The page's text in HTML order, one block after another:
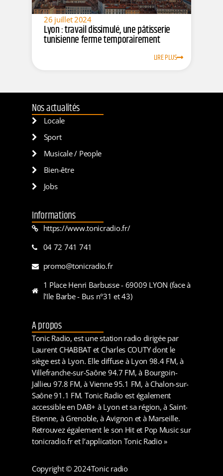
26 juillet 2024
Lyon : travail dissimulé, une pâtisserie
tunisienne ferme temporairement
LIRE PLUS
Nos actualités
Locale
Sport
Musicale / People
Bien-être
Jobs
Informations
https://www.tonicradio.fr/
04 72 741 741
promo@tonicradio.fr
1 Place Henri Barbusse - 69009 LYON (face à
l'Ile Barbe - Bus n°31 et 43)
A propos
Tonic Radio, est une station radio dirigée par
Laurent CHABBAT et Charles COUTY dont le
siège est à Lyon. Elle diffuse à Lyon 98.4 FM, à
Villefranche-sur-Saône 94.7 FM, à Bourgoin-
Jallieu 97.8 FM, à Vienne 95.1 FM, à Chalon-sur-
Saône 91.1 FM. Tonic Radio est également
accessible en DAB+ à Lyon et sa région, à Saint-
Etienne, à Grenoble, à Avignon et à Marseille.
Retrouvez également le son Hit et Pop Music sur
tonicradio.fr et l’application Tonic Radio »
Copyright © 2024Tonic radio